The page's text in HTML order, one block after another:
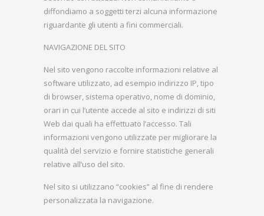
diffondiamo a soggetti terzi alcuna informazione
riguardante gli utenti a fini commerciali.
NAVIGAZIONE DEL SITO
Nel sito vengono raccolte informazioni relative al
software utilizzato, ad esempio indirizzo IP, tipo
di browser, sistema operativo, nome di dominio,
orari in cui l’utente accede al sito e indirizzi di siti
Web dai quali ha effettuato l’accesso. Tali
informazioni vengono utilizzate per migliorare la
qualità del servizio e fornire statistiche generali
relative all’uso del sito.
Nel sito si utilizzano “cookies” al fine di rendere
personalizzata la navigazione.